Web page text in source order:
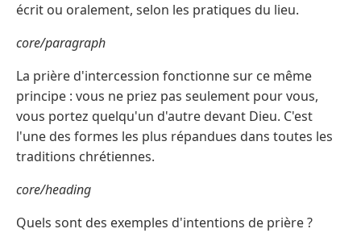
écrit ou oralement, selon les pratiques du lieu.
core/paragraph
La prière d'intercession fonctionne sur ce même
principe : vous ne priez pas seulement pour vous,
vous portez quelqu'un d'autre devant Dieu. C'est
l'une des formes les plus répandues dans toutes les
traditions chrétiennes.
core/heading
Quels sont des exemples d'intentions de prière ?